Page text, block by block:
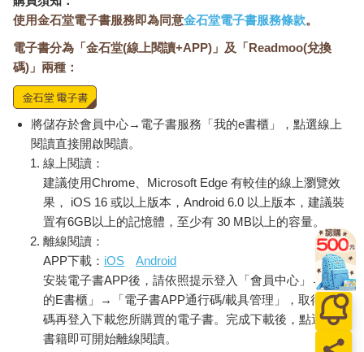
使用金石堂電子書服務即為同意金石堂電子書服務條款。
電子書分為「金石堂(線上閱讀+APP)」及「Readmoo(兌換
碼)」兩種：
將儲存於會員中心→電子書服務「我的e書櫃」，點選線上
閱讀直接開啟閱讀。
線上閱讀：
建議使用Chrome、Microsoft Edge 有較佳的線上瀏覽效
果， iOS 16 或以上版本，Android 6.0 以上版本，建議裝
置有6GB以上的記憶體，至少有 30 MB以上的容量。
離線閱讀：
APP下載： iOS
Android
安裝電子書APP後，請依照提示登入「會員中心」→「我
的E書櫃」→「電子書APP通行碼/載具管理」，取得通行
碼再登入下載您所購買的電子書。完成下載後，點選任一
書籍即可開始離線閱讀。